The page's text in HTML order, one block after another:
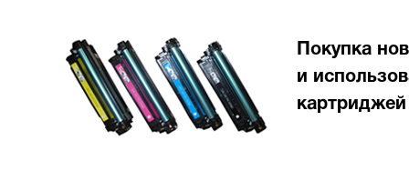
Покупка
и
картриджей